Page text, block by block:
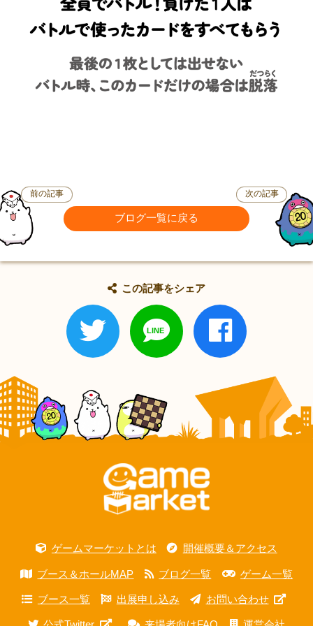
前の記事
ブログ一覧に戻る
次の記事
この記事をシェア
ゲームマーケットとは 開催概要＆アクセス
ブース＆ホールMAP ブログ一覧 ゲーム一覧
ブース一覧 出展申し込み お問い合わせ